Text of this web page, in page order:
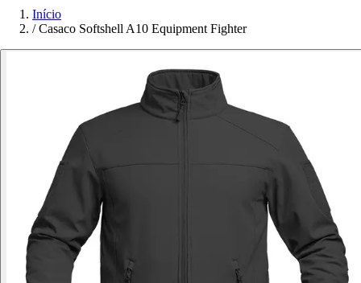
Início
/ Casaco Softshell A10 Equipment Fighter